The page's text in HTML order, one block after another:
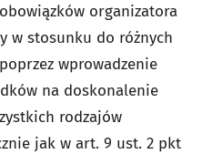
organizatora
w stosunku do różnych
wprowadzenie
na doskonalenie
rodzajów
jak w art. 9 ust. 2 pkt